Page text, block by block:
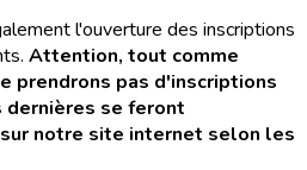
l'ouverture des inscriptions
Attention, tout comme
prendrons pas d'inscriptions
dernières se feront
notre site internet selon les